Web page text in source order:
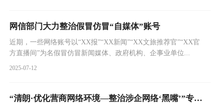
网信部门大力整治假冒仿冒“自媒体”账号
近期，一些网络账号以“XX报”“XX新闻”“XX文旅推荐官”“XX官
方直播间”为名假冒仿冒新闻媒体、政府机构、企事业单位...
2025-07-12
“清朗·优化营商网络环境—整治涉企网络‘黑嘴’”专项行动公开...